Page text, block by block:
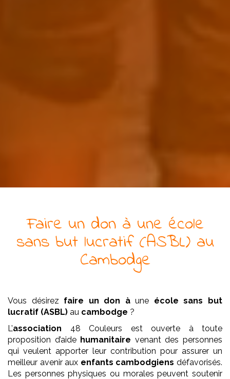
Faire un don à une école
sans but lucratif (ASBL)au
Cambodge
Vous désirez faire un don àune école sans but
lucratif (ASBL) au cambodge ?
L’association 48 Couleurs est ouverte à toute
proposition d’aide humanitaire venant des personnes
qui veulent apporter leur contribution pour assurer un
meilleur avenir aux enfants cambodgiens défavorisés.
Les personnes physiques ou morales peuvent soutenir